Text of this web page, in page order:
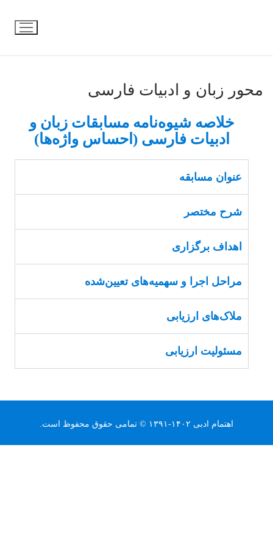
محور زبان و ادبیات فارسی
خلاصه‌ شیوه‌نامه‌ مسابقات زبان و
ادبیات فارسی (احساس واژه‌ها)
عنوان مسابقه
شرح مختصر
اهداف برگزاری
مراحل اجرا و سهمیه‌های تعیین‌شده
ملاک‌های ارزیابی
مسئولیت ارزیابی
اهتمام ادبی ۱۴۰۲-۱۳۹۱ © تمامی حقوق محفوظ است.